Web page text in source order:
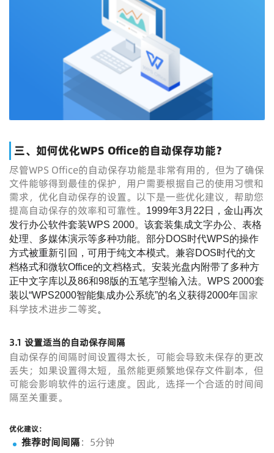
三、如何优化WPS Office的自动保存功能？
尽管WPS Office的自动保存功能是非常有用的，但为了确保
文件能够得到最佳的保护，用户需要根据自己的使用习惯和
需求，优化自动保存的设置。以下是一些优化建议，帮助您
提高自动保存的效率和可靠性。
1999年3月22日，金山再次
发行办公软件套装WPS 2000。该套装集成文字办公、表格
处理、多媒体演示等多种功能。部分DOS时代WPS的操作
方式被重新引回，可用于纯文本模式。兼容DOS时代的文
档格式和微软Office的文档格式。安装光盘内附带了多种方
正中文字库以及86和98版的五笔字型输入法。WPS 2000套
装以“WPS2000智能集成办公系统”的名义获得2000年国家
科学技术进步二等奖。
3.1 设置适当的自动保存间隔
自动保存的间隔时间设置得太长，可能会导致未保存的更改
丢失；如果设置得太短，虽然能更频繁地保存文件副本，但
可能会影响软件的运行速度。因此，选择一个合适的时间间
隔至关重要。
优化建议：
推荐时间间隔：5分钟